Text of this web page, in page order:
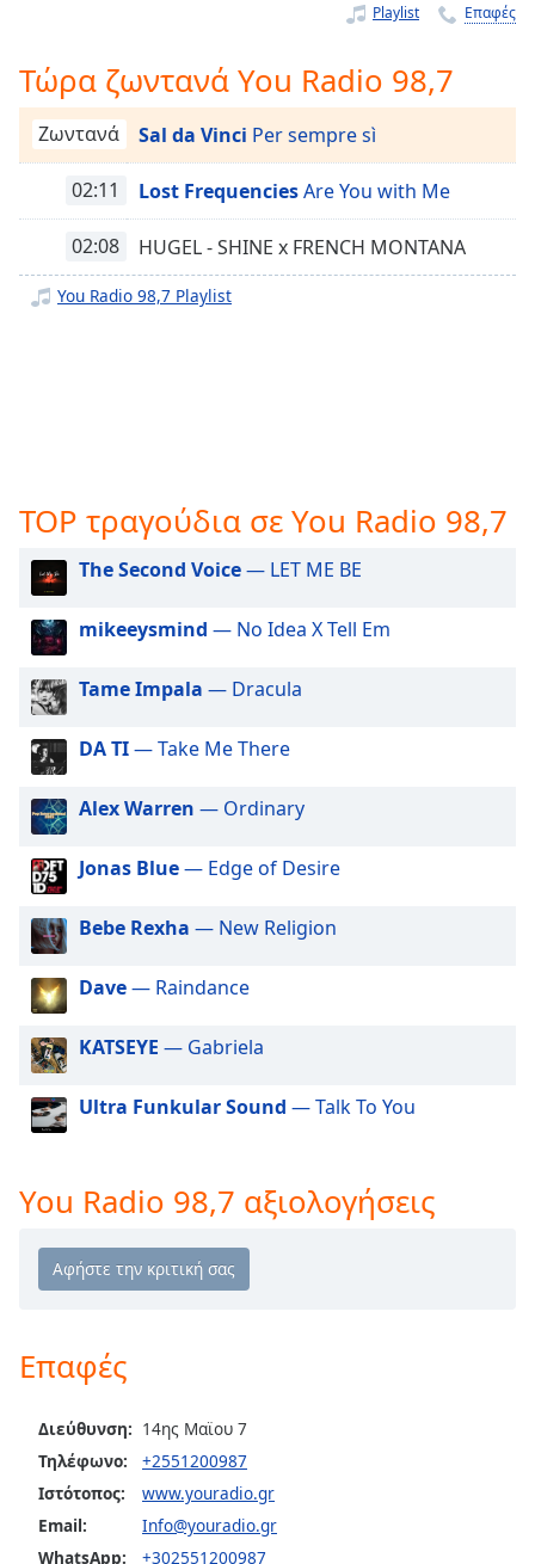
Playback
Rate
Chapters
Descriptions
opens
subtitles
settings
dialog
subtitles
off
Audio
Track
in-
Picture
This
modal
window.
Beginning
window.
Escape
cancel
and
close
window.
Color
Background
Playlist Επαφές
Τώρα ζωντανά You Radio 98,7
Ζωντανά Sal da Vinci Per sempre sì
02:11 Lost FrequenciesAre You with Me
02:08 HUGEL - SHINE x FRENCH MONTANA
You Radio 98,7 Playlist
TOP τραγούδια σε You Radio 98,7
The Second Voice— LET ME BE
mikeeysmind — No Idea X Tell Em
Tame Impala — Dracula
DA TI— Take Me There
Alex Warren — Ordinary
Jonas Blue— Edge of Desire
Bebe Rexha — New Religion
Dave— Raindance
KATSEYE — Gabriela
Ultra Funkular Sound — Talk To You
You Radio 98,7 αξιολογήσεις
Επαφές
Διεύθυνση: 14ης Μαϊου 7
Τηλέφωνο:
+2551200987
Ιστότοπος:
www.youradio.gr
Email:
Info@youradio.gr
WhatsApp:
+302551200987